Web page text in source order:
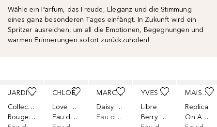
Wähle ein Parfum, das Freude, Eleganz und die Stimmung
eines ganz besonderen Tages einfängt. In Zukunft wird ein
Spritzer ausreichen, um all die Emotionen, Begegnungen und
warmen Erinnerungen sofort zurückzuholen!
JARDIN BOHÈME
Collection Précieuse
Rouge Précieux Eau de Parfum
CHLOÉ
Love Story
Eau de Parfum
MARC JACOBS
Daisy Love Eau So Sweet
Eau de Toilette
YVES SAINT LAURENT
Libre
Berry Crush
MAISON MARGIELA
Replica
On A Date